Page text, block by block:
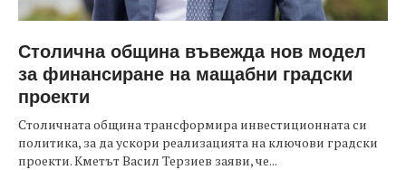
Столична община въвежда нов модел
за финансиране на мащабни градски
проекти
Столичната община трансформира инвестиционната си
политика, за да ускори реализацията на ключови градски
проекти. Кметът Васил Терзиев заяви, че...